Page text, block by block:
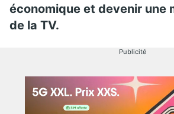
économique et devenir une
de la TV.
Publicité